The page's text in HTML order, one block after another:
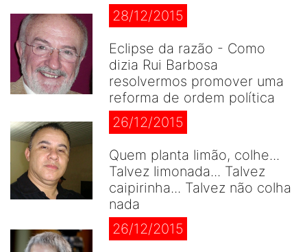
28/12/2015
Eclipse da razão - Como
dizia Rui Barbosa
resolvermos promover uma
reforma de ordem política
26/12/2015
Quem planta limão, colhe...
Talvez limonada... Talvez
caipirinha... Talvez não colha
nada
26/12/2015